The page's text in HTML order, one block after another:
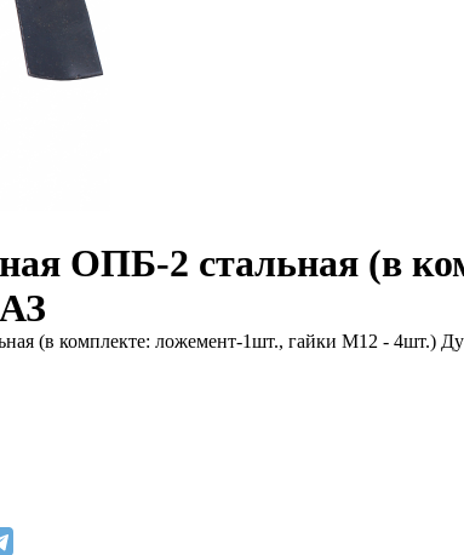
ОПБ-2 стальная (в
(в комплекте: ложемент-1шт., гайки М12 - 4шт.)